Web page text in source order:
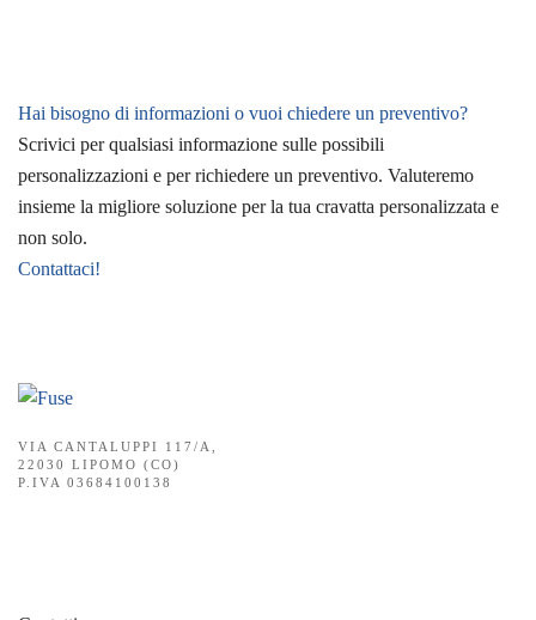
Hai bisogno di informazioni o vuoi chiedere un preventivo?
Scrivici per qualsiasi informazione sulle possibili
personalizzazioni e per richiedere un preventivo. Valuteremo
insieme la migliore soluzione per la tua cravatta personalizzata e
non solo.
Contattaci!
VIA CANTALUPPI 117/A,
22030 LIPOMO (CO)
P.IVA 03684100138